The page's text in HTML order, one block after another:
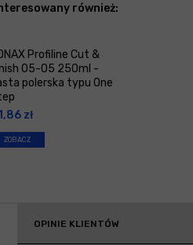
również:
Profiline Cut &
05-05 250ml -
polerska typu One
zł
ZOBACZ
OPINIE KLIENTÓW